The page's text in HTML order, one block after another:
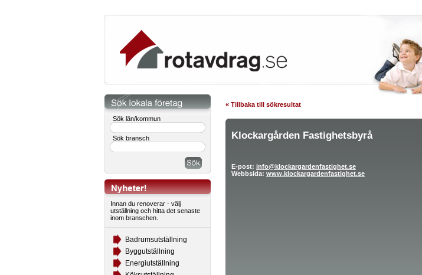
Sök län/kommun
Sök bransch
Innan du renoverar - välj
utställning och hitta det senaste
inom branschen.
Badrumsutställning
Byggutställning
Energiutställning
« Tillbaka till sökresultat
Klockargården Fastighetsbyrå
E-post: info@klockargardenfastighet.se
Webbsida: www.klockargardenfastighet.se